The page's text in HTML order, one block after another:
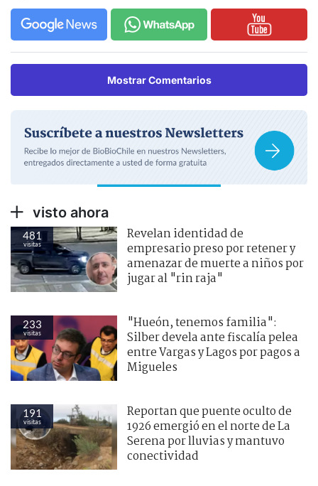
Mostrar Comentarios
visto ahora
481
visitas
Revelan identidad de
empresario preso por retener y
amenazar de muerte a niños por
jugar al "rin raja"
233
visitas
"Hueón, tenemos familia":
Silber devela ante fiscalía pelea
entre Vargas y Lagos por pagos a
Migueles
191
visitas
Reportan que puente oculto de
1926 emergió en el norte de La
Serena por lluvias y mantuvo
conectividad